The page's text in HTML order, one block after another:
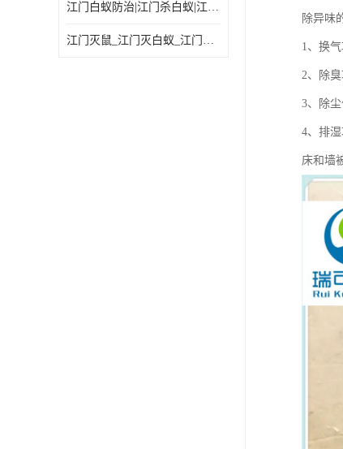
江门白蚁防治|江门杀白蚁|江门杀虫灭鼠|江门灭白蚁|
江门灭鼠_江门灭白蚁_江门灭蟑螂
除异味
1、换
2、除
3、除
4、排
床和墙